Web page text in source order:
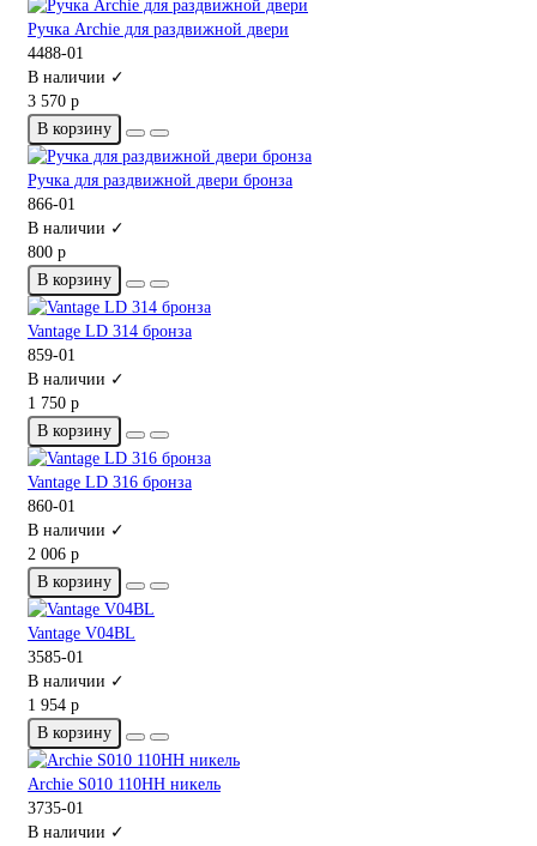
Ручка Archie для раздвижной двери
4488-01
В наличии ✓
3 570 р
В корзину
Ручка для раздвижной двери бронза
866-01
В наличии ✓
800 р
В корзину
Vantage LD 314 бронза
859-01
В наличии ✓
1 750 р
В корзину
Vantage LD 316 бронза
860-01
В наличии ✓
2 006 р
В корзину
Vantage V04BL
3585-01
В наличии ✓
1 954 р
В корзину
Archie S010 110HH никель
3735-01
В наличии ✓